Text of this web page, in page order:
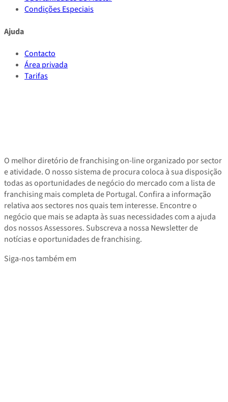
Condições Especiais
Ajuda
Contacto
Área privada
Tarifas
O melhor diretório de franchising on-line organizado por sector
e atividade. O nosso sistema de procura coloca à sua disposição
todas as oportunidades de negócio do mercado com a lista de
franchising mais completa de Portugal. Confira a informação
relativa aos sectores nos quais tem interesse. Encontre o
negócio que mais se adapta às suas necessidades com a ajuda
dos nossos Assessores. Subscreva a nossa Newsletter de
notícias e oportunidades de franchising.
Siga-nos também em